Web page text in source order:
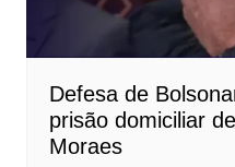
Defesa de
prisão domiciliar
Moraes